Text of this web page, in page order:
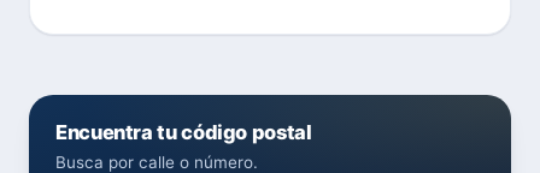
Encuentra tu código postal
Busca por calle o número.